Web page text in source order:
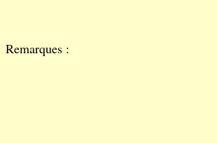
Remarques :